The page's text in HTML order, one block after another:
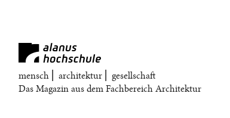
mensch ⎜ architektur ⎜ gesellschaft
Das Magazin aus dem Fachbereich Architektur